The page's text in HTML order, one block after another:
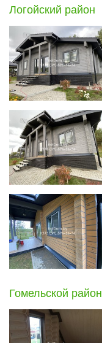
Логойский район
Гомельской район